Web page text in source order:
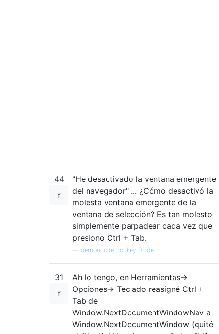
44
"He desactivado la ventana emergente
del navegador" ... ¿Cómo desactivó la
molesta ventana emergente de la
ventana de selección? Es tan molesto
simplemente parpadear cada vez que
presiono Ctrl + Tab.
demoncodemonkey 01 de
31
Ah lo tengo, en Herramientas->
Opciones-> Teclado reasigné Ctrl +
Tab de
Window.NextDocumentWindowNav a
Window.NextDocumentWindow (quité